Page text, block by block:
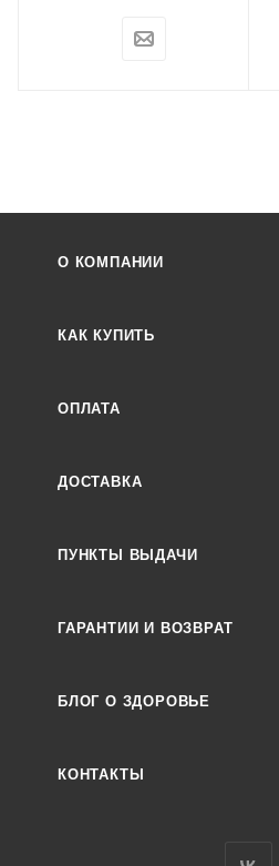
О КОМПАНИИ
КАК КУПИТЬ
ОПЛАТА
ДОСТАВКА
ПУНКТЫ ВЫДАЧИ
ГАРАНТИИ И ВОЗВРАТ
БЛОГ О ЗДОРОВЬЕ
КОНТАКТЫ